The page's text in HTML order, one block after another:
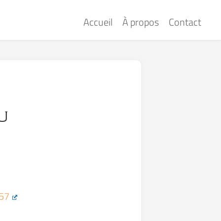
Accueil À propos Contact